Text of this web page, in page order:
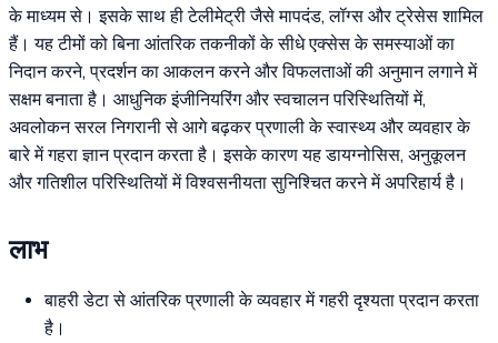
के माध्यम से। इसके साथ ही टेलीमेट्री जैसे मापदंड, लॉग्स और ट्रेसेस शामिल
हैं। यह टीमों को बिना आंतरिक तकनीकों के सीधे एक्सेस के समस्याओं का
निदान करने, प्रदर्शन का आकलन करने और विफलताओं की अनुमान लगाने में
सक्षम बनाता है। आधुनिक इंजीनियरिंग और स्वचालन परिस्थितियों में,
अवलोकन सरल निगरानी से आगे बढ़कर प्रणाली के स्वास्थ्य और व्यवहार के
बारे में गहरा ज्ञान प्रदान करता है। इसके कारण यह डायग्नोसिस, अनुकूलन
और गतिशील परिस्थितियों में विश्वसनीयता सुनिश्चित करने में अपरिहार्य है।
लाभ
बाहरी डेटा से आंतरिक प्रणाली के व्यवहार में गहरी दृश्यता प्रदान करता
है।